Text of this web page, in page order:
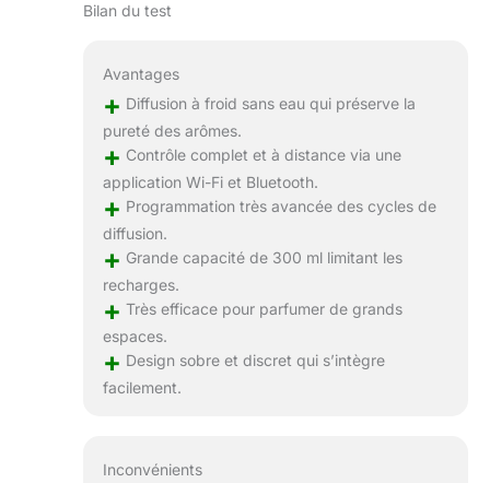
Bilan du test
Avantages
+ Diffusion à froid sans eau qui préserve la
pureté des arômes.
+ Contrôle complet et à distance via une
application Wi-Fi et Bluetooth.
+ Programmation très avancée des cycles de
diffusion.
+ Grande capacité de 300 ml limitant les
recharges.
+ Très efficace pour parfumer de grands
espaces.
+ Design sobre et discret qui s’intègre
facilement.
Inconvénients